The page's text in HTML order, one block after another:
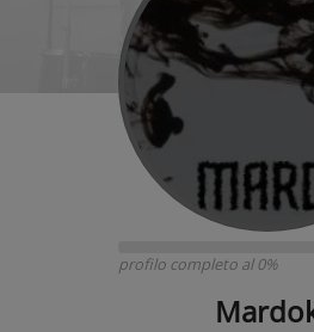
profilo completo al 0%